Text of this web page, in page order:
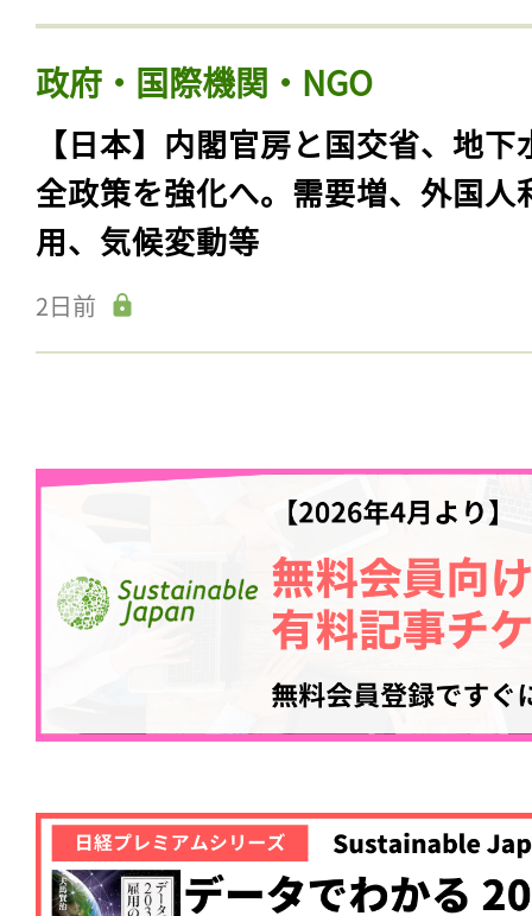
政府・国際機関・NGO
【日本】内閣官房と国交省、地下
全政策を強化へ。需要増、外国人
用、気候変動等
2日前